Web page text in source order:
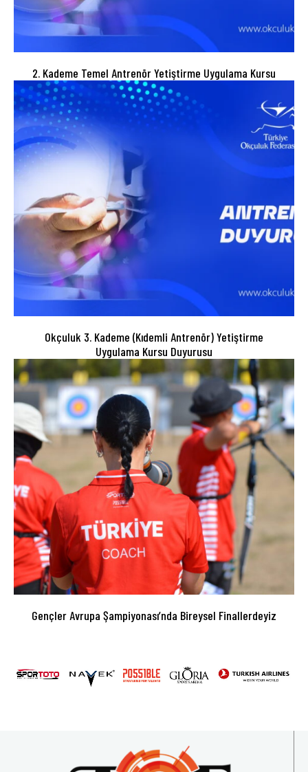
2. Kademe Temel Antrenör Yetiştirme Uygulama Kursu
Okçuluk 3. Kademe (Kıdemli Antrenör) Yetiştirme
Uygulama Kursu Duyurusu
Gençler Avrupa Şampiyonası’nda Bireysel Finallerdeyiz